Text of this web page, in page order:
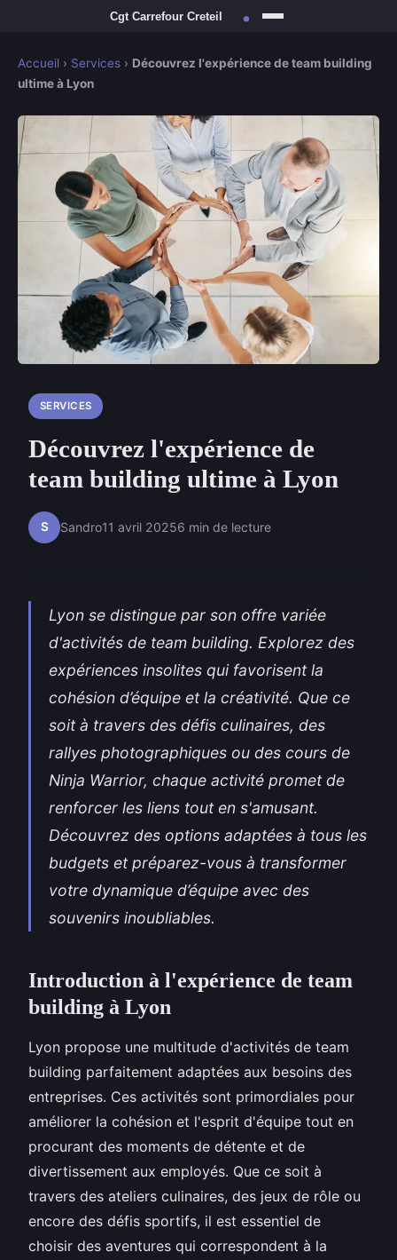
Accueil › Services › Découvrez l'expérience de team building
ultime à Lyon
SERVICES
Découvrez l'expérience de
team building ultime à Lyon
S Sandro11 avril 20256 min de lecture
Lyon se distingue par son offre variée
d'activités de team building. Explorez des
expériences insolites qui favorisent la
cohésion d’équipe et la créativité. Que ce
soit à travers des défis culinaires, des
rallyes photographiques ou des cours de
Ninja Warrior, chaque activité promet de
renforcer les liens tout en s'amusant.
Découvrez des options adaptées à tous les
budgets et préparez-vous à transformer
votre dynamique d’équipe avec des
souvenirs inoubliables.
Introduction à l'expérience de team
building à Lyon
Lyon propose une multitude d'activités de team
building parfaitement adaptées aux besoins des
entreprises. Ces activités sont primordiales pour
améliorer la cohésion et l'esprit d'équipe tout en
procurant des moments de détente et de
divertissement aux employés. Que ce soit à
travers des ateliers culinaires, des jeux de rôle ou
encore des défis sportifs, il est essentiel de
choisir des aventures qui correspondent à la